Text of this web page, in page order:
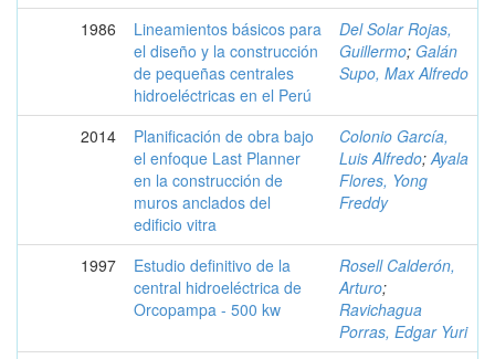
1986
Lineamientos básicos para
el diseño y la construcción
de pequeñas centrales
hidroeléctricas en el Perú
Del Solar Rojas,
Guillermo; Galán
Supo, Max Alfredo
2014
Planificación de obra bajo
el enfoque Last Planner
en la construcción de
muros anclados del
edificio vitra
Colonio García,
Luis Alfredo; Ayala
Flores, Yong
Freddy
1997
Estudio definitivo de la
central hidroeléctrica de
Orcopampa - 500 kw
Rosell Calderón,
Arturo;
Ravichagua
Porras, Edgar Yuri